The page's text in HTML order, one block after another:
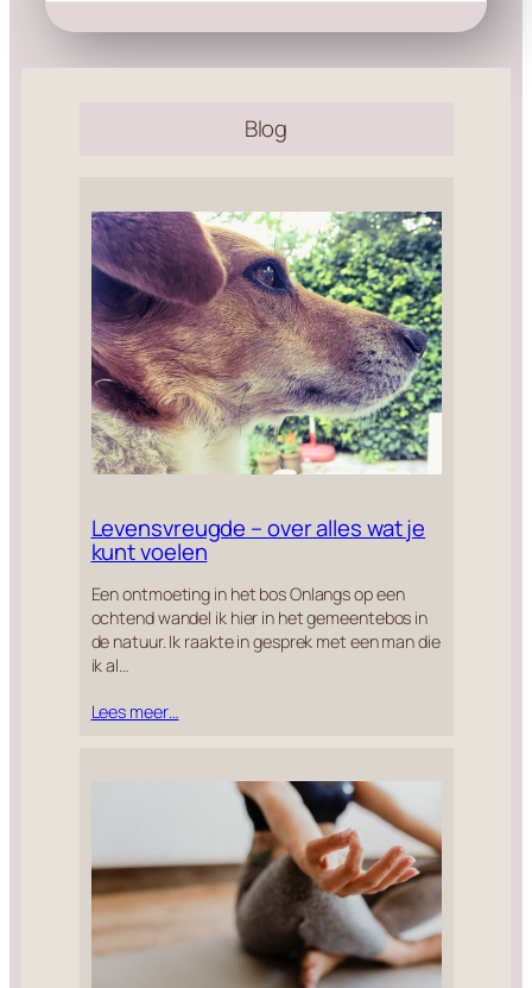
Blog
Levensvreugde – over alles wat je
kunt voelen
Een ontmoeting in het bos Onlangs op een
ochtend wandel ik hier in het gemeentebos in
de natuur. Ik raakte in gesprek met een man die
ik al…
Lees meer…